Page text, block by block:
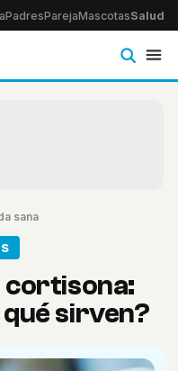
PadresParejaMascotasSalud
sana
cortisona:
sirven?